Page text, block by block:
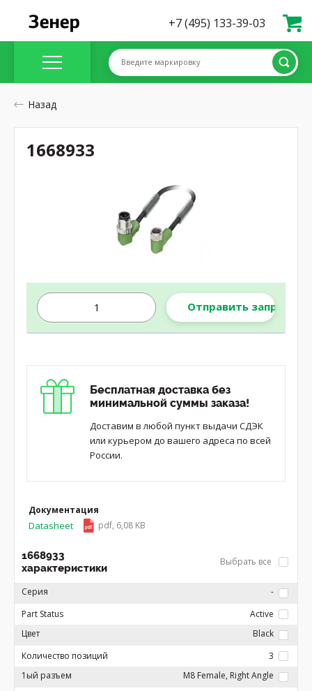
+7 (495) 133-39-03
Введите маркировку
Назад
Отправить запрос
Бесплатная доставка без
минимальной суммы заказа!
Доставим в любой пункт выдачи СДЭК
или курьером до вашего адреса по всей
России.
Документация
Datasheet pdf, 6,08 KB
1668933
характеристики
Выбрать все
Серия
-
Part Status
Active
Цвет
Black
Количество позиций
3
1ый разъем
M8 Female, Right Angle
1668933